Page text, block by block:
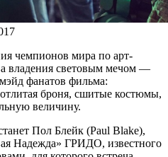
чемпионов мира по арт-
владения световым мечом —
фанатов фильма:
броня, сшитые костюмы,
величину.
Пол Блейк (Paul Blake),
Надежда» ГРИДО, известного